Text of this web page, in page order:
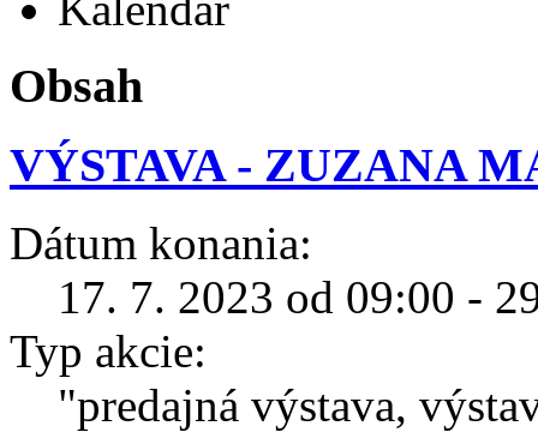
Obsah
VÝSTAVA - ZUZANA
Dátum konania:
17. 7. 2023 od 09:00 -
Typ akcie:
"predajná výstava,